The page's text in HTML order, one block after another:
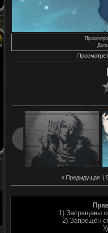
Дата
« Предыдущая|
1) Запрещены
2) Запрещён